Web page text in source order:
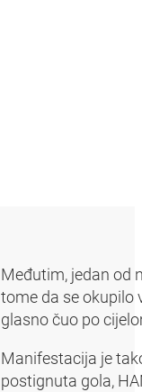
Međutim, jedan od
tome da se okupilo
glasno čuo po
Manifestacija je
postignuta gola,